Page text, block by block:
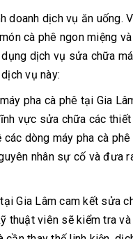
doanh dịch vụ ăn uống.
cà phê ngon miệng và
dịch vụ sửa chữa
vụ này:
pha cà phê tại Gia
vực sửa chữa các
dòng máy pha cà
nhân sự cố và đưa
Gia Lâm cam kết sửa
thuật viên sẽ kiểm tra